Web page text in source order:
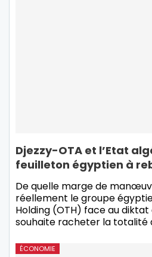
Djezzy-OTA et l’Etat
feuilleton égyptien à
De quelle marge de
réellement le groupe
Holding (OTH) face au diktat
souhaite racheter la totalité
ÉCONOMIE